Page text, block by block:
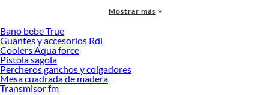
en distintos formatos y diseños, adaptados a cada tipo de tarea. Hay modelos
continuos. Además, podrás elegir entre accesorios que optimizan el rendimiento
y acabados resistentes que aseguran durabilidad. Con estas alternativas, es
sencillo encontrar el equipo que se ajuste a tu ritmo de trabajo y a las exigencias
de tu proyecto.
Al momento de decidir, considera factores como el tipo de material, la
Mostrar más
Bano bebe True
Guantes y accesorios Rdl
Coolers Aqua force
Pistola sagola
Percheros ganchos y colgadores
Mesa cuadrada de madera
Transmisor fm